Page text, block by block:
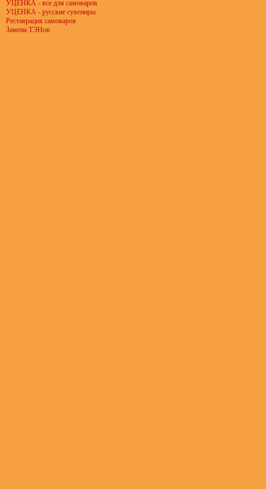
УЦЕНКА - все для самоваров
УЦЕНКА - русские сувениры
Реставрация самоваров
Замена ТЭНов